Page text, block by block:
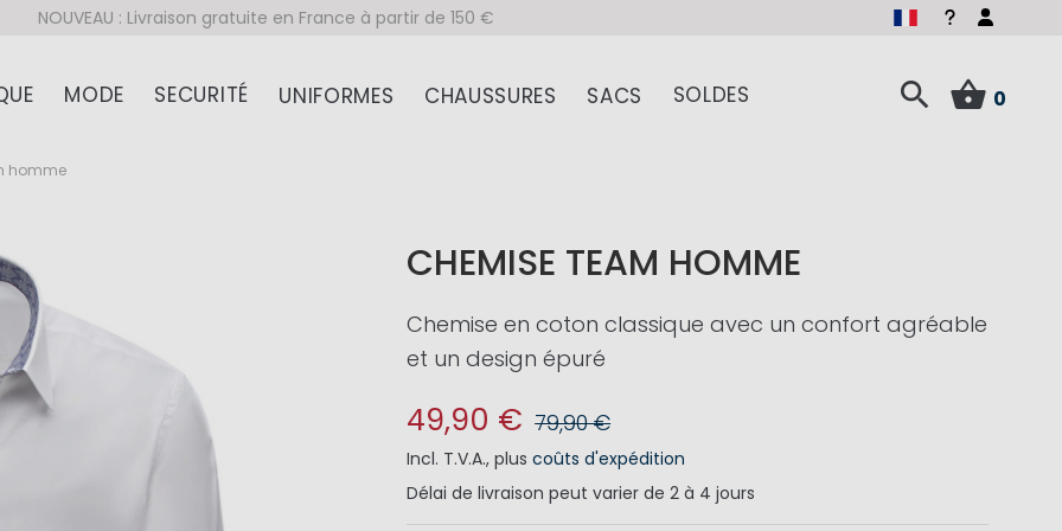
NOUVEAU : Livraison gratuite en France à partir de 150 €
MODE SECURITÉ UNIFORMES CHAUSSURES SACS SOLDES 0
homme
CHEMISE TEAM HOMME
Chemise en coton classique avec un confort agréable
et un design épuré
49,90 € 79,90 €
Incl. T.V.A.,pluscoûts d'expédition
Délai de livraison peut varier de 2 à 4 jours